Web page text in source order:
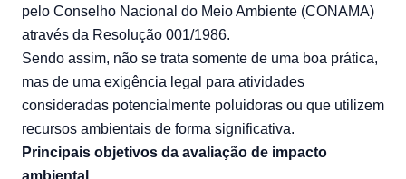
pelo Conselho Nacional do Meio Ambiente (CONAMA)
através da Resolução 001/1986.
Sendo assim, não se trata somente de uma boa prática,
mas de uma exigência legal para atividades
consideradas potencialmente poluidoras ou que utilizem
recursos ambientais de forma significativa.
Principais objetivos da avaliação de impacto
ambiental